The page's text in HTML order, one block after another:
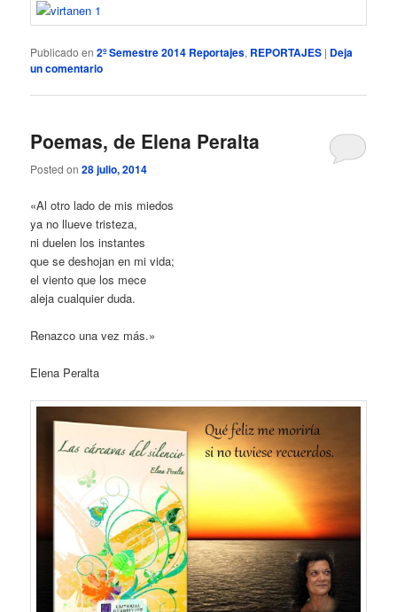
Publicado en 2º Semestre 2014 Reportajes, REPORTAJES | Deja
un comentario
Poemas, de Elena Peralta
Posted on28 julio, 2014
«Al otro lado de mis miedos
ya no llueve tristeza,
ni duelen los instantes
que se deshojan en mi vida;
el viento que los mece
aleja cualquier duda.
Renazco una vez más.»
Elena Peralta